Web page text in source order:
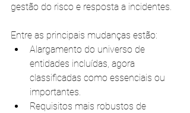
gestão do risco e resposta a incidentes.
Entre as principais mudanças estão:
Alargamento do universo de
entidades incluídas, agora
classificadas como essenciais ou
importantes.
Requisitos mais robustos de